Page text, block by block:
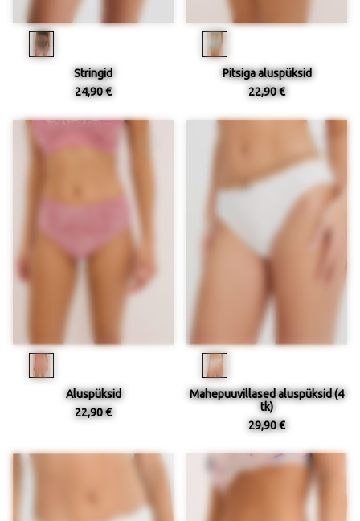
Stringid
24,90 €
Pitsiga aluspüksid
22,90 €
Aluspüksid
22,90 €
Mahepuuvillased aluspüksid (4
tk)
29,90 €